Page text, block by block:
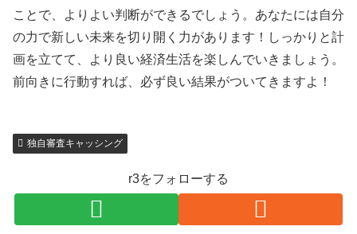
ことで、よりよい判断ができるでしょう。あなたには自分
の力で新しい未来を切り開く力があります！しっかりと計
画を立てて、より良い経済生活を楽しんでいきましょう。
前向きに行動すれば、必ず良い結果がついてきますよ！
独自審査キャッシング
r3をフォローする